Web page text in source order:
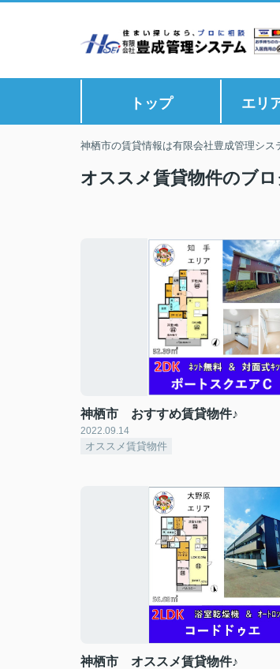
トップ エリ
神栖市の賃貸情報は有限会社豊成管理シス
オススメ賃貸物件のブ
神栖市 おすすめ賃貸物件♪
2022.09.14
オススメ賃貸物件
神栖市 オススメ賃貸物件♪